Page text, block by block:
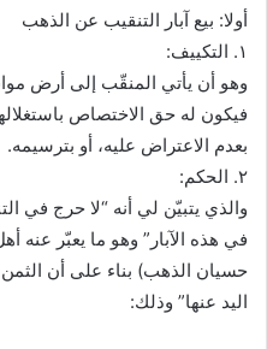
أولا: بيع آبار التنقيب عن الذهب
١. التكييف:
وهو أن يأتي المنقّب إلى أرض
فيكون له حق الاختصاص
بعدم الاعتراض عليه، أو بترسيمه.
٢. الحكم:
والذي يتبيّن لي أنه “لا حرج في
في هذه الآبار” وهو ما يعبّر عنه
حسيان الذهب) بناء على أن
اليد عنها” وذلك: